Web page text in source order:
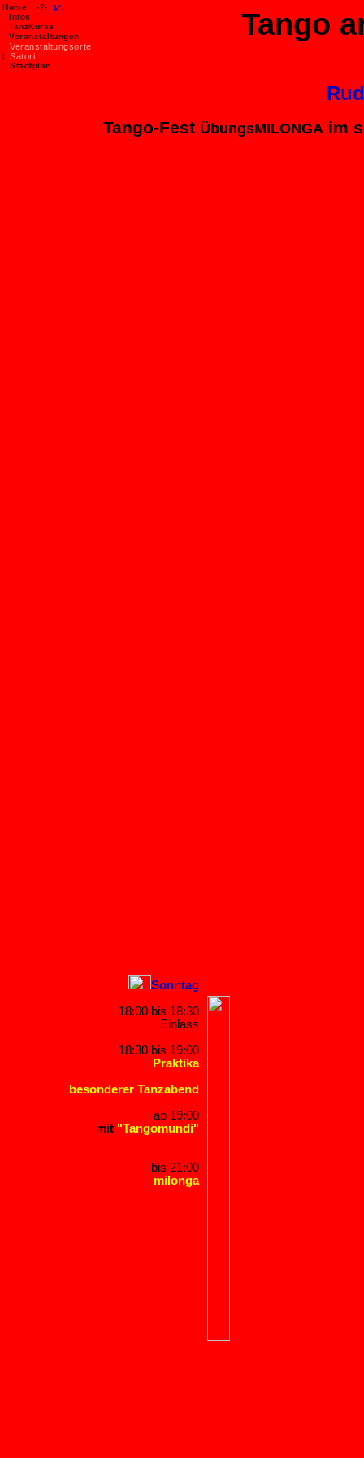
Home
-?-
Infos
TanzKurse
Veranstaltungen
Veranstaltungsorte
| Satori
Stadtplan
Tango
Tango-Fest ÜbungsMILONGA im
Sonntag
18:00 bis 18:30
Einlass
18:30 bis 19:00
Praktika
besonderer Tanzabend
ab 19:00
mit "Tangomundi"
bis 21:00
milonga